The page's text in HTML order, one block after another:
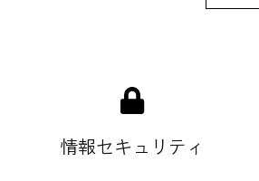
情報セキュリティ